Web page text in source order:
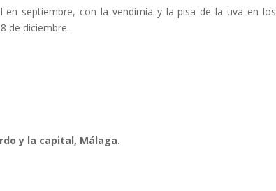
en septiembre, con la vendimia y la pisa de la uva en los
de diciembre.
y la capital, Málaga.